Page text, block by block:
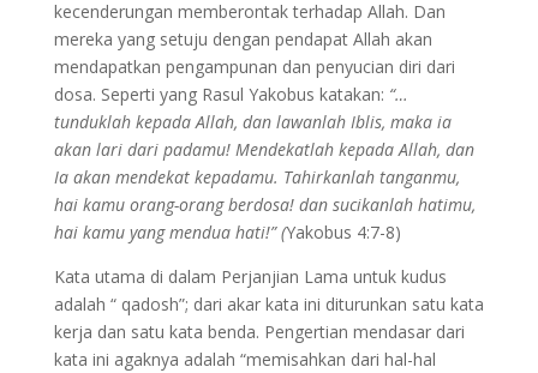
kecenderungan memberontak terhadap Allah. Dan
mereka yang setuju dengan pendapat Allah akan
mendapatkan pengampunan dan penyucian diri dari
dosa. Seperti yang Rasul Yakobus katakan: “…
tunduklah kepada Allah, dan lawanlah Iblis, maka ia
akan lari dari padamu! Mendekatlah kepada Allah, dan
Ia akan mendekat kepadamu. Tahirkanlah tanganmu,
hai kamu orang-orang berdosa! dan sucikanlah hatimu,
hai kamu yang mendua hati!” (Yakobus 4:7-8)
Kata utama di dalam Perjanjian Lama untuk kudus
adalah “ qadosh”; dari akar kata ini diturunkan satu kata
kerja dan satu kata benda. Pengertian mendasar dari
kata ini agaknya adalah “memisahkan dari hal-hal